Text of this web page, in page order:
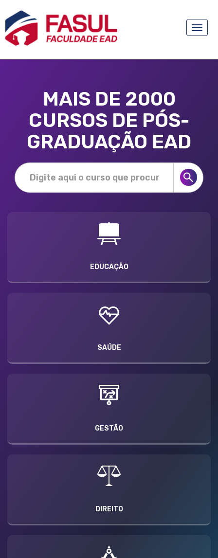
Toggle
MAIS DE 2000
CURSOS DE PÓS-
GRADUAÇÃO EAD
EDUCAÇÃO
SAÚDE
GESTÃO
DIREITO